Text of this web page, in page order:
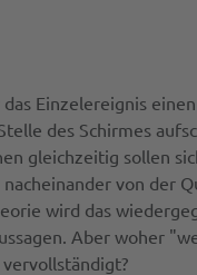
Einzelereignis
des Schirmes
gleichzeitig sollen
von der
wird das
Aber woher